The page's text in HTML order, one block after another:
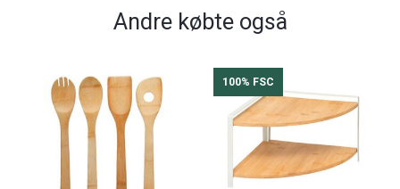
Andre købte også
100% FSC